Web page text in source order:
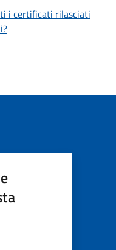
i certificati rilasciati